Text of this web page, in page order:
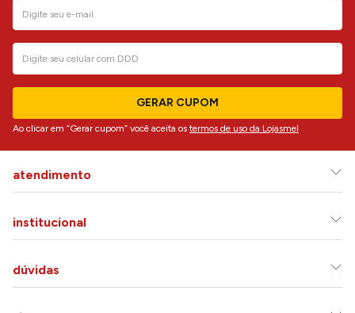
GERAR CUPOM
Ao clicar em “Gerar cupom” você aceita os termos de uso da Lojasmel
atendimento
institucional
dúvidas